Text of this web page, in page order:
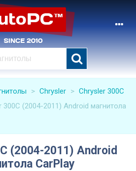
> Chrysler > Chrysler 300C
300C (2004-2011) Android магнитола
(2004-2011) Android
CarPlay